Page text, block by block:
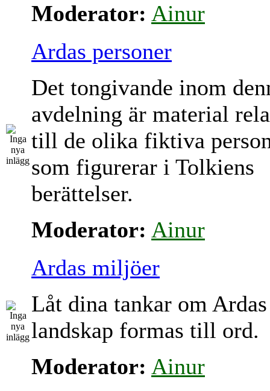
Moderator: Ainur
Ardas personer
Det tongivande inom
avdelning är material
till de olika fiktiva
som figurerar i Tolkiens
berättelser.
Moderator: Ainur
Ardas miljöer
Låt dina tankar om Ardas
landskap formas till ord.
Moderator: Ainur